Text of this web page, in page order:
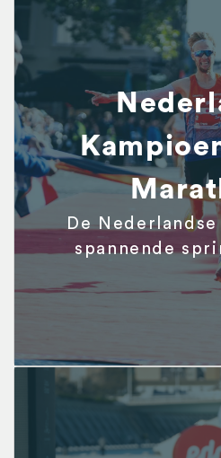
De
spannende